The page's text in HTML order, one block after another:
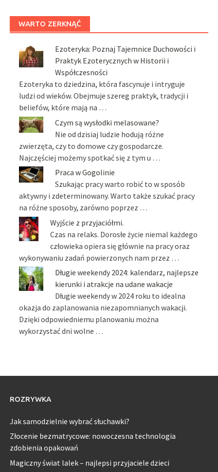
WARTO ZERKNĄĆ
Ezoteryka: Poznaj Tajemnice Duchowości i
Praktyk Ezoterycznych w Historii i
Współczesności
Ezoteryka to dziedzina, która fascynuje i intryguje
ludzi od wieków. Obejmuje szereg praktyk, tradycji i
beliefów, które mają na …
Czym są wysłodki melasowane?
Nie od dzisiaj ludzie hodują różne
zwierzęta, czy to domowe czy gospodarcze.
Najczęściej możemy spotkać się z tym u …
Praca w Gogolinie
Szukając pracy warto robić to w sposób
aktywny i zdeterminowany. Warto także szukać pracy
na różne sposoby, zarówno poprzez …
Wyjście z przyjaciółmi.
Czas na relaks. Dorosłe życie niemal każdego
człowieka opiera się głównie na pracy oraz
wykonywaniu zadań powierzonych nam przez …
Długie weekendy 2024: kalendarz, najlepsze
kierunki i atrakcje na udane wakacje
Długie weekendy w 2024 roku to idealna
okazja do zaplanowania niezapomnianych wakacji.
Dzięki odpowiedniemu planowaniu można
wykorzystać dni wolne …
ROZRYWKA
Jak samodzielnie wybrać słuchawki?
Złocenie bezmatrycowe: nowoczesna technologia
zdobienia opakowań
Magiczny świat lalek – najlepsi przyjaciele dzieci